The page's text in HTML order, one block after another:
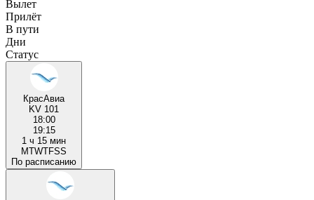
Вылет
Прилёт
В пути
Дни
Статус
КрасАвиа
KV 101
18:00
19:15
1 ч 15 мин
MTWTFSS
По расписанию